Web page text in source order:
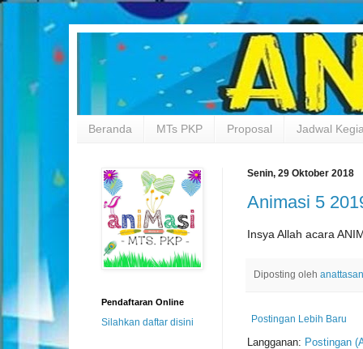
Beranda MTs PKP Proposal Jadwal
Senin, 29 Oktober 2018
Animasi 5
Insya Allah acara
Diposting oleh
Postingan Lebih Baru
Langganan: Postingan
Pendaftaran Online
Silahkan daftar disini